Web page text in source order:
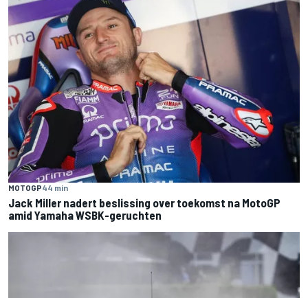
MOTOGP44 min
Jack Miller nadert beslissing over toekomst na MotoGP
amid Yamaha WSBK-geruchten